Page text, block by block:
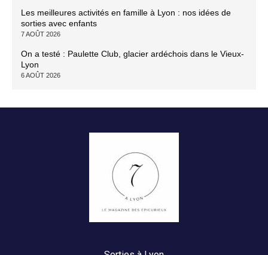
Les meilleures activités en famille à Lyon : nos idées de
sorties avec enfants
7 AOÛT 2026
On a testé : Paulette Club, glacier ardéchois dans le Vieux-
Lyon
6 AOÛT 2026